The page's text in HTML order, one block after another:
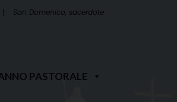
San Domenico, sacerdote
PASTORALE